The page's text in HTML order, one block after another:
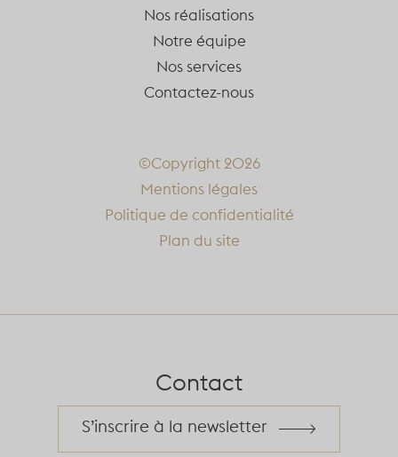
Nos réalisations
Notre équipe
Nos services
Contactez-nous
©Copyright 2026
Mentions légales
Politique de confidentialité
Plan du site
Contact
S’inscrire à la newsletter